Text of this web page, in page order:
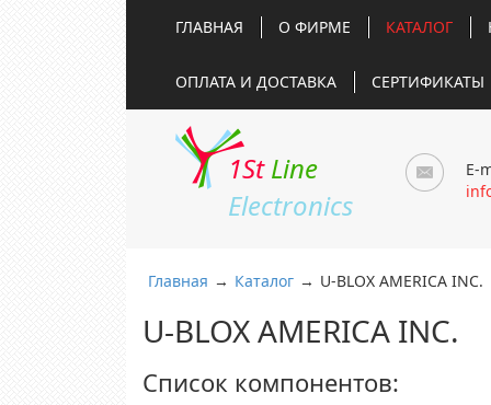
ГЛАВНАЯ О ФИРМЕ КАТАЛОГ
ОПЛАТА И ДОСТАВКА СЕРТИФИКАТЫ
1St Line
Electronics
E-
Главная → Каталог → U-BLOX AMERICA INC.
U-BLOX AMERICA INC.
Список компонентов: